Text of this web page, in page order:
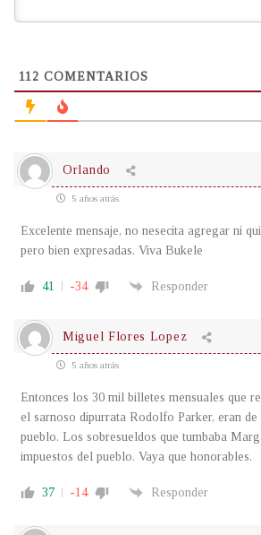
112 COMENTARIOS
Orlando
5 años atrás
Excelente mensaje, no nesecita agregar ni
pero bien expresadas. Viva Bukele
41 -34 Responder
Miguel Flores Lopez
5 años atrás
Entonces los 30 mil billetes mensuales que
el sarnoso dipurrata Rodolfo Parker, eran de
pueblo. Los sobresueldos que tumbaba
impuestos del pueblo. Vaya que honorables.
37 -14 Responder